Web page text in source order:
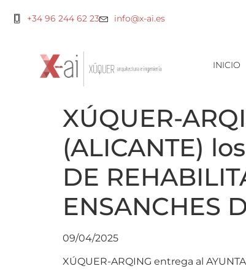
+34 96 244 62 23 info@x-ai.es
INICIO
XÚQUER-
(ALICANTE)
DE
ENSANCHES
09/04/2025
XÚQUER-ARQING entrega al